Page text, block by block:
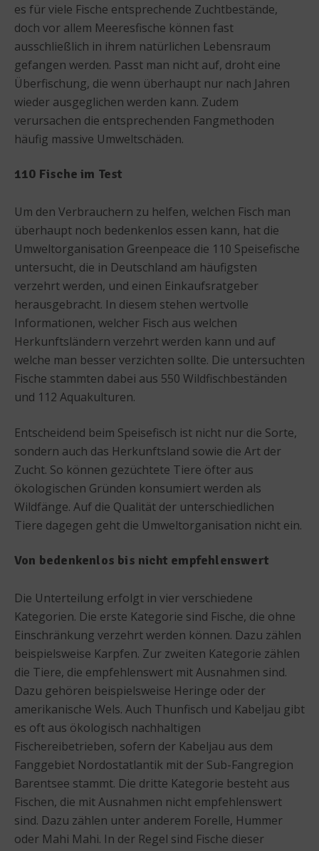
es für viele Fische entsprechende Zuchtbestände,
doch vor allem Meeresfische können fast
ausschließlich in ihrem natürlichen Lebensraum
gefangen werden. Passt man nicht auf, droht eine
Überfischung, die wenn überhaupt nur nach Jahren
wieder ausgeglichen werden kann. Zudem
verursachen die entsprechenden Fangmethoden
häufig massive Umweltschäden.
110 Fische im Test
Um den Verbrauchern zu helfen, welchen Fisch man
überhaupt noch bedenkenlos essen kann, hat die
Umweltorganisation Greenpeace die 110 Speisefische
untersucht, die in Deutschland am häufigsten
verzehrt werden, und einen Einkaufsratgeber
herausgebracht. In diesem stehen wertvolle
Informationen, welcher Fisch aus welchen
Herkunftsländern verzehrt werden kann und auf
welche man besser verzichten sollte. Die untersuchten
Fische stammten dabei aus 550 Wildfischbeständen
und 112 Aquakulturen.
Entscheidend beim Speisefisch ist nicht nur die Sorte,
sondern auch das Herkunftsland sowie die Art der
Zucht. So können gezüchtete Tiere öfter aus
ökologischen Gründen konsumiert werden als
Wildfänge. Auf die Qualität der unterschiedlichen
Tiere dagegen geht die Umweltorganisation nicht ein.
Von bedenkenlos bis nicht empfehlenswert
Die Unterteilung erfolgt in vier verschiedene
Kategorien. Die erste Kategorie sind Fische, die ohne
Einschränkung verzehrt werden können. Dazu zählen
beispielsweise Karpfen. Zur zweiten Kategorie zählen
die Tiere, die empfehlenswert mit Ausnahmen sind.
Dazu gehören beispielsweise Heringe oder der
amerikanische Wels. Auch Thunfisch und Kabeljau gibt
es oft aus ökologisch nachhaltigen
Fischereibetrieben, sofern der Kabeljau aus dem
Fanggebiet Nordostatlantik mit der Sub-Fangregion
Barentsee stammt. Die dritte Kategorie besteht aus
Fischen, die mit Ausnahmen nicht empfehlenswert
sind. Dazu zählen unter anderem Forelle, Hummer
oder Mahi Mahi. In der Regel sind Fische dieser